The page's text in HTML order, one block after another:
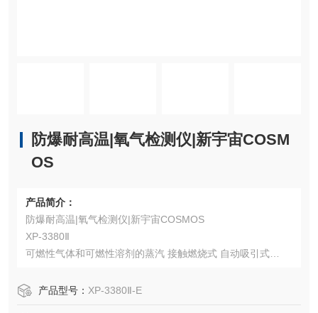
防爆耐高温|氧气检测仪|新宇宙COSM
OS
产品简介：
防爆耐高温|氧气检测仪|新宇宙COSMOS
XP-3380Ⅱ
可燃性气体和可燃性溶剂的蒸汽 接触燃烧式 自动吸引式
产品型号： XP-3380Ⅱ-E